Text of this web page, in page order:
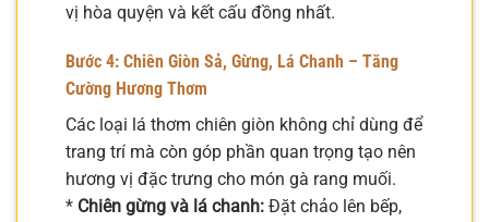
vị hòa quyện và kết cấu đồng nhất.
Bước 4: Chiên Giòn Sả, Gừng, Lá Chanh – Tăng
Cường Hương Thơm
Các loại lá thơm chiên giòn không chỉ dùng để
trang trí mà còn góp phần quan trọng tạo nên
hương vị đặc trưng cho món gà rang muối.
* Chiên gừng và lá chanh: Đặt chảo lên bếp,